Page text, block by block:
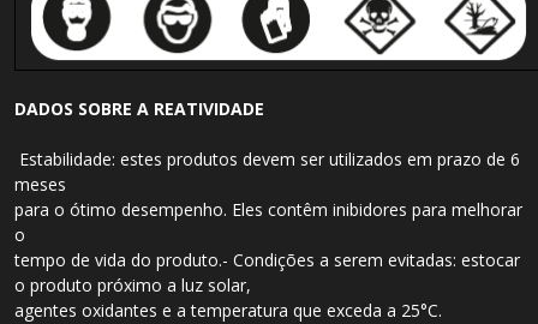
DADOS SOBRE A REATIVIDADE
Estabilidade: estes produtos devem ser utilizados em prazo de 6
meses
para o ótimo desempenho. Eles contêm inibidores para melhorar
o
tempo de vida do produto.- Condições a serem evitadas: estocar
o produto próximo a luz solar,
agentes oxidantes e a temperatura que exceda a 25°C.